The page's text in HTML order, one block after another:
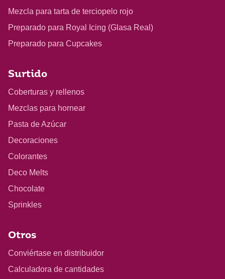
Mezcla para tarta de terciopelo rojo
Preparado para Royal Icing (Glasa Real)
Preparado para Cupcakes
Surtido
Coberturas y rellenos
Mezclas para hornear
Pasta de Azúcar
Decoraciones
Colorantes
Deco Melts
Chocolate
Sprinkles
Otros
Conviértase en distribuidor
Calculadora de cantidades